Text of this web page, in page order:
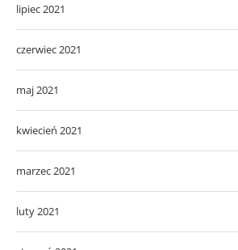
lipiec 2021
czerwiec 2021
maj 2021
kwiecień 2021
marzec 2021
luty 2021